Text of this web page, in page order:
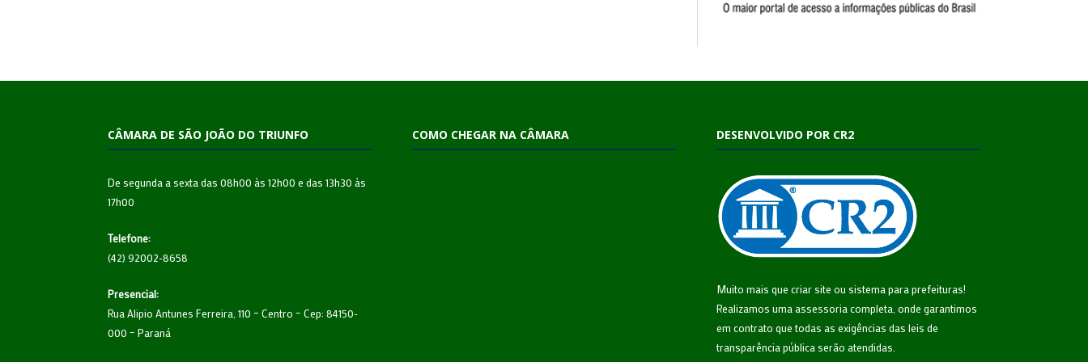
CÂMARA DE SÃO JOÃO DO TRIUNFO
De segunda a sexta das 08h00 às 12h00 e das 13h30 às
17h00
Telefone:
(42) 92002-8658
Presencial:
Rua Alipio Antunes Ferreira, 110 – Centro – Cep: 84150-
000 – Paraná
COMO CHEGAR NA CÂMARA DESENVOLVIDO POR CR2
Muito mais que criar site ou sistema para prefeituras!
Realizamos uma assessoria completa, onde garantimos
em contrato que todas as exigências das leis de
transparência pública serão atendidas.